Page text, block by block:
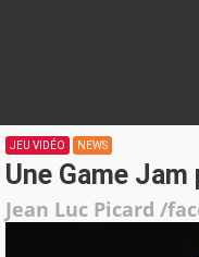
JEU VIDÉO NEWS
Une Game
Jean Luc Picard /